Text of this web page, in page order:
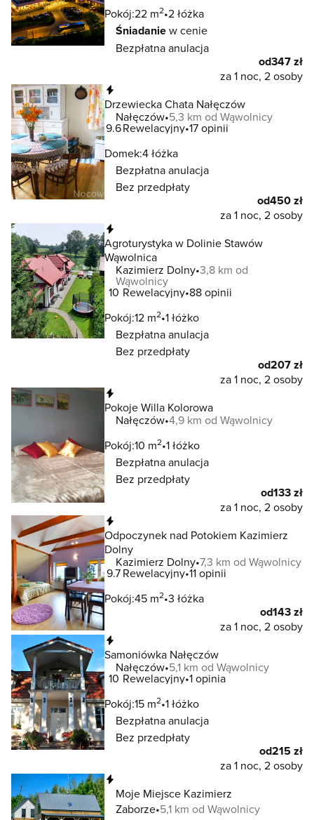
Pokój:22 m2 2 łóżka
Śniadaniew cenie
Bezpłatna anulacja
od347 zł
za 1 noc, 2 osoby
Drzewiecka Chata Nałęczów
Nałęczów 5,3 km od Wąwolnicy
9.6Rewelacyjny 17 opinii
Domek:4 łóżka
Bezpłatna anulacja
Bez przedpłaty
od450 zł
za 1 noc, 2 osoby
Agroturystyka w Dolinie Stawów
Wąwolnica
Kazimierz Dolny 3,8 km od
Wąwolnicy
10 Rewelacyjny 88 opinii
Pokój:12 m2 1 łóżko
Bezpłatna anulacja
Bez przedpłaty
od207 zł
za 1 noc, 2 osoby
Pokoje Willa Kolorowa
Nałęczów 4,9 km od Wąwolnicy
Pokój:10 m2 1 łóżko
Bezpłatna anulacja
Bez przedpłaty
od133 zł
za 1 noc, 2 osoby
Odpoczynek nad Potokiem Kazimierz
Dolny
Kazimierz Dolny 7,3 km od Wąwolnicy
9.7Rewelacyjny 11 opinii
Pokój:45 m2 3 łóżka
od143 zł
za 1 noc, 2 osoby
Samoniówka Nałęczów
Nałęczów 5,1 km od Wąwolnicy
10 Rewelacyjny 1 opinia
Pokój:15 m2 1 łóżko
Bezpłatna anulacja
Bez przedpłaty
od215 zł
za 1 noc, 2 osoby
Moje Miejsce Kazimierz
Zaborze 5,1 km od Wąwolnicy